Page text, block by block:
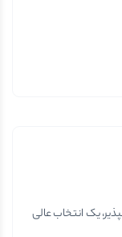
یک انتخاب عالی